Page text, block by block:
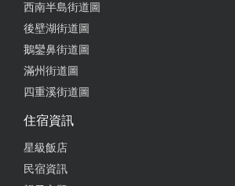
西南半島街道圖
後壁湖街道圖
鵝鑾鼻街道圖
滿州街道圖
四重溪街道圖
住宿資訊
星級飯店
民宿資訊